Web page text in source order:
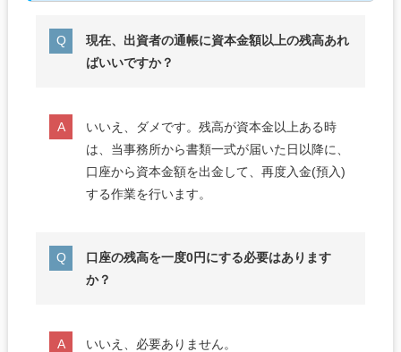
現在、出資者の通帳に資本金額以上の残高あれ
ばいいですか？
いいえ、ダメです。残高が資本金以上ある時
は、当事務所から書類一式が届いた日以降に、
口座から資本金額を出金して、再度入金(預入)
する作業を行います。
口座の残高を一度0円にする必要はあります
か？
いいえ、必要ありません。